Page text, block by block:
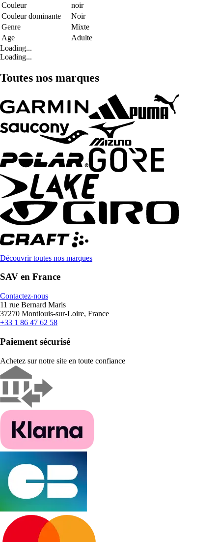
Couleur
noir
Couleur dominante
Noir
Genre
Mixte
Age
Adulte
Loading...
Loading...
Toutes nos marques
Découvrir toutes nos marques
SAV en France
Contactez-nous
11 rue Bernard Maris
37270 Montlouis-sur-Loire, France
+33 1 86 47 62 58
Paiement sécurisé
Achetez sur notre site en toute confiance